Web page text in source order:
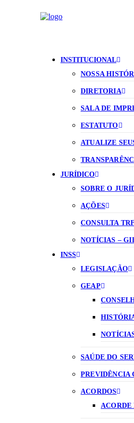
INSTITUCIONAL
NOSSA
DIRETORIA
SALA DE
ESTATUTO
ATUALIZE
JURÍDICO
SOBRE O
AÇÕES
CONSULTA
NOTÍCIAS –
INSS
LEGISLAÇÃO
GEAP
SAÚDE DO
PREVIDÊNCIA
ACORDOS
ACORDE